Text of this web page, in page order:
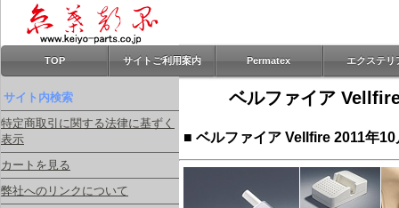
TOP サイトご利用案内 Permatex エクステリ
サイト内検索
特定商取引に関する法律に基ずく
表示
カートを見る
弊社へのリンクについて
ベルファイア
■ ベルファイア Vellfire 2011年